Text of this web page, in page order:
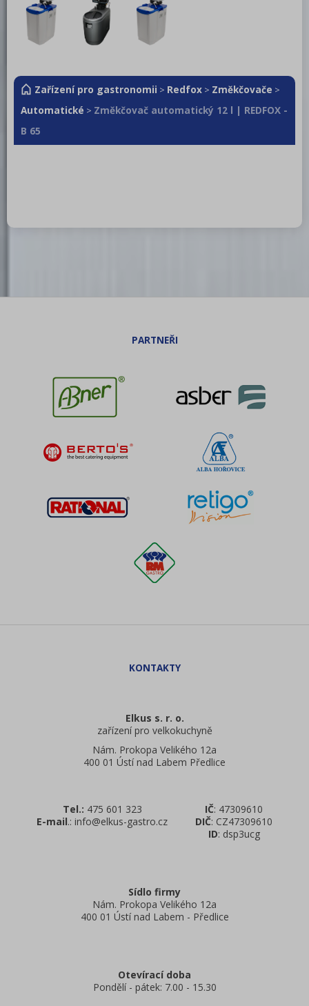
Zařízení pro gastronomii > Redfox > Změkčovače >
Automatické > Změkčovač automatický 12 l | REDFOX -
B 65
Elkus s. r. o.
zařízení pro velkokuchyně
Nám. Prokopa Velikého 12a
400 01 Ústí nad Labem Předlice
Tel.: 475 601 323
E-mail.: info@elkus-gastro.cz
IČ: 47309610
DIČ: CZ47309610
ID: dsp3ucg
Sídlo firmy
Nám. Prokopa Velikého 12a
400 01 Ústí nad Labem - Předlice
Otevírací doba
Pondělí - pátek: 7.00 - 15.30